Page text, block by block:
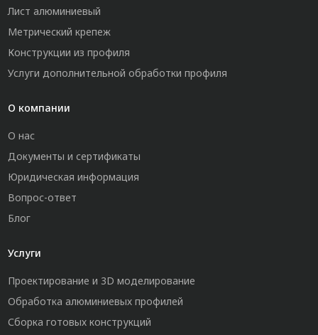
Лист алюминиевый
Метрический крепеж
Конструкции из профиля
Услуги дополнительной обработки профиля
О компании
О нас
Документы и сертификаты
Юридическая информация
Вопрос-ответ
Блог
Услуги
Проектирование и 3D моделирование
Обработка алюминиевых профилей
Сборка готовых конструкций